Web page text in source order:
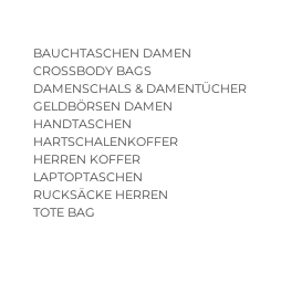
BAUCHTASCHEN DAMEN
CROSSBODY BAGS
DAMENSCHALS & DAMENTÜCHER
GELDBÖRSEN DAMEN
HANDTASCHEN
HARTSCHALENKOFFER
HERREN KOFFER
LAPTOPTASCHEN
RUCKSÄCKE HERREN
TOTE BAG